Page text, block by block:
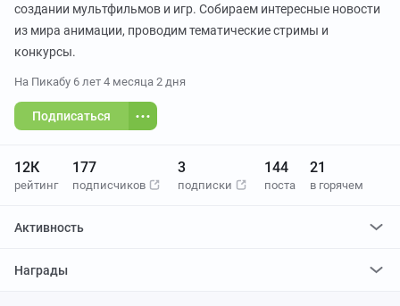
создании мультфильмов и игр. Собираем интересные новости
из мира анимации, проводим тематические стримы и
конкурсы.
На Пикабу 6 лет 4 месяца 2 дня
Подписаться
12К
рейтинг
177
подписчиков
3
подписки
144
поста
21
в горячем
Активность
отредактировал
Награды